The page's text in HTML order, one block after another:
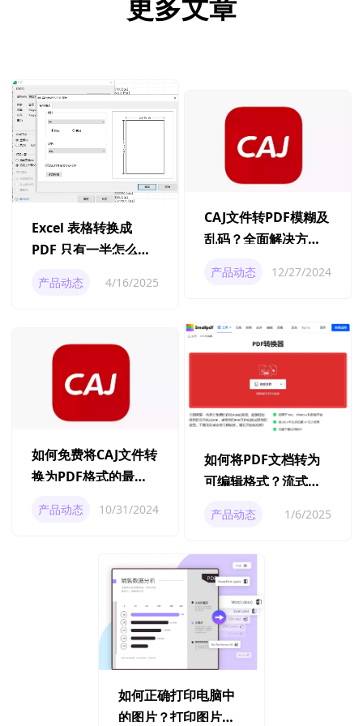
Excel 表格转换成
PDF 只有一半怎么回
产品动态 4/16/2025
CAJ文件转PDF模糊及
乱码？全面解决方案
产品动态 12/27/2024
如何免费将CAJ文件转
换为PDF格式的最佳
产品动态 10/31/2024
如何将PDF文档转为
可编辑格式？流式编
产品动态 1/6/2025
如何正确打印电脑中
的图片？打印图片注